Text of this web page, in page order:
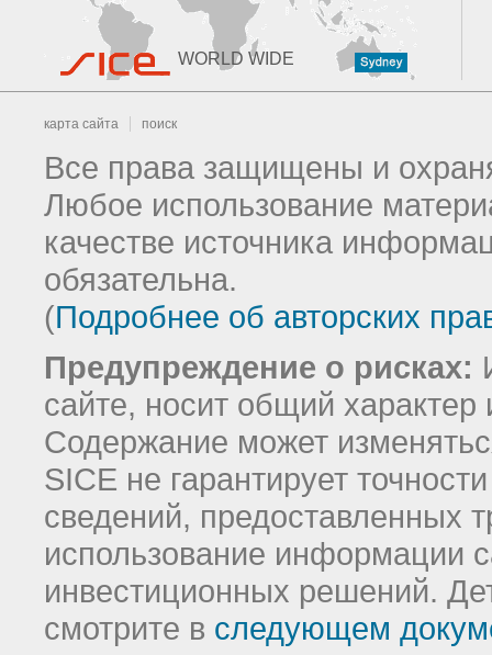
WORLD WIDE
карта сайта поиск
Все права защищены и
Любое использование
качестве источника
обязательна.
(Подробнее об авторских
Предупреждение о рисках:
сайте, носит общий
Содержание может
SICE не гарантирует
сведений, предоставленных
использование информации
инвестиционных решений.
смотрите в следующем